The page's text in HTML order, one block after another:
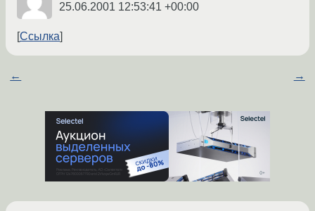
25.06.2001 12:53:41 +00:00
Ссылка
← →